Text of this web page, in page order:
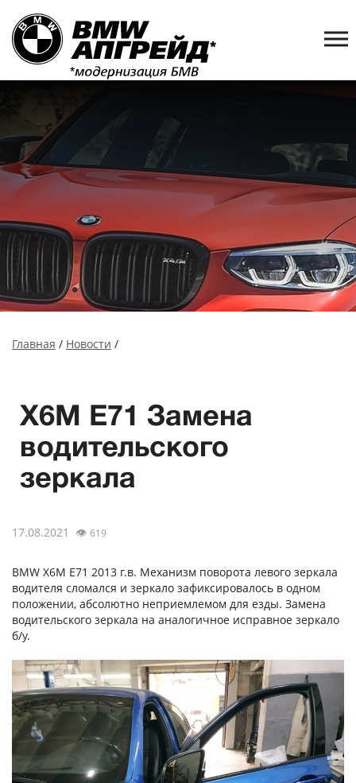
Главная / Новости /
X6M E71 Замена
водительского
зеркала
17.08.2021 👁 619
BMW X6M E71 2013 г.в. Механизм поворота левого зеркала
водителя сломался и зеркало зафиксировалось в одном
положении, абсолютно неприемлемом для езды. Замена
водительского зеркала на аналогичное исправное зеркало
б/у.